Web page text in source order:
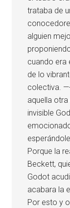
trataba de
alguien
cuando era
de lo
colectiva.
aquella
invisible
Porque la
Beckett,
Godot
acabara la
Por esto y